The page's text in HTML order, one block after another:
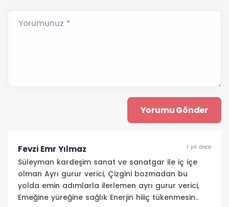
Yorumunuz *
Fevzi Emr Yılmaz 1 yıl önce
Süleyman kardeşim sanat ve sanatgar ile iç içe
olman Ayrı gurur verici, Çizgini bozmadan bu
yolda emin adımlarla ilerlemen ayrı gurur verici,
Emeğine yüreğine sağlık Enerjin hiiiç tükenmesin..